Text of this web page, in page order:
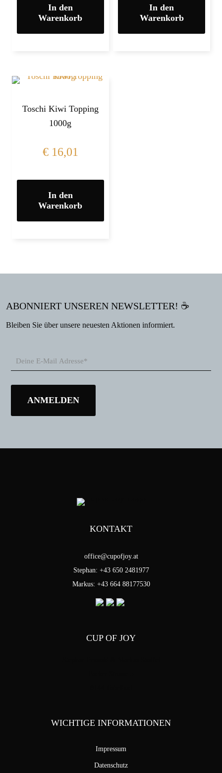
In den
Warenkorb
In den
Warenkorb
Toschi Kiwi Topping
1000g
€16,01
In den
Warenkorb
ABONNIERT UNSEREN NEWSLETTER! ☕
Bleiben Sie über unsere neuesten Aktionen informiert.
KONTAKT
office@cupofjoy.at
Stephan: +43 650 2481977
Markus: +43 664 88177530
CUP OF JOY
WICHTIGE INFORMATIONEN
Impressum
Datenschutz